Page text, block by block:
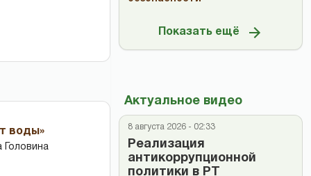
воды»
Показать ещё
Актуальное видео
8 августа 2026 - 02:33
Реализация
антикоррупционной
политики в РТ